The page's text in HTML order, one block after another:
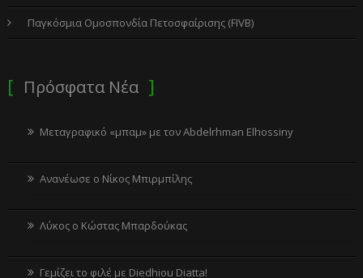
Παγκόσμια Ομοσπονδία Πετοσφαίρισης (FIVB)
Πρόσφατα Νέα
Μεταγραφικό «μπαμ» με τον Abdelrhman Elhossiny
Ανανέωσε ο Νίκος Μπιρμπίλης
Λύκος ο Κώστας Μπαρδούκας
Γεμίζει το φιλέ με Diedhiou Diatta!